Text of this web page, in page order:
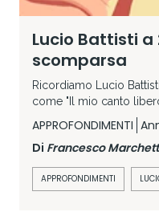
Lucio Battisti
scomparsa
Ricordiamo Lucio
come "Il mio canto
APPROFONDIMENTI
Di Francesco
APPROFONDIMENTI